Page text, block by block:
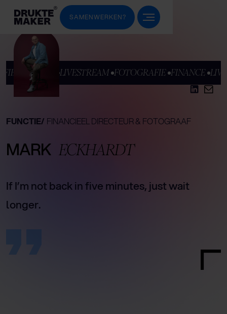
SAMENWERKEN?
FINANCE LIVESTREAM FOTOGRAFIE FINANCE
FUNCTIE/ FINANCIEEL DIRECTEUR & FOTOGRAAF
MARK ECKHARDT
If I’m not back in five minutes, just wait
longer.